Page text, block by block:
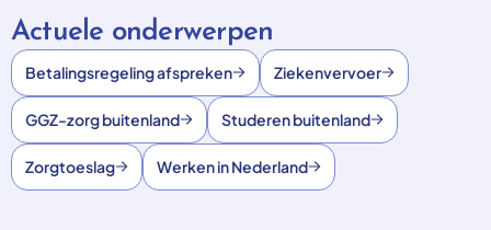
Actuele onderwerpen
Betalingsregeling afspreken Ziekenvervoer
GGZ-zorg buitenland Studeren buitenland
Zorgtoeslag Werken in Nederland